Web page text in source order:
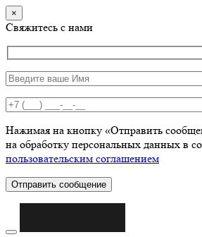
×
Свяжитесь с нами
Нажимая на кнопку «Отправить
на обработку персональных данных в
пользовательским соглашением
Отправить сообщение